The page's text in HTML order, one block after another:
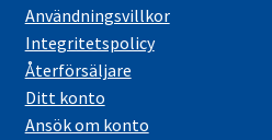
Användningsvillkor
Integritetspolicy
Återförsäljare
Ditt konto
Ansök om konto